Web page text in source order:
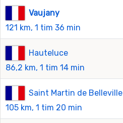
Vaujany
121 km, 1 tim 36 min
Hauteluce
86,2 km, 1 tim 14 min
Saint Martin de Belleville
105 km, 1 tim 20 min